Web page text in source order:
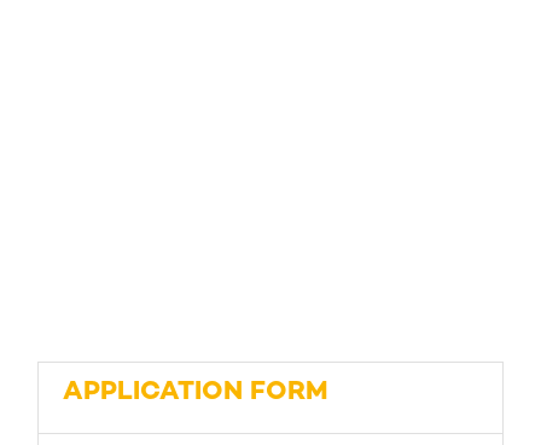
APPLICATION FORM